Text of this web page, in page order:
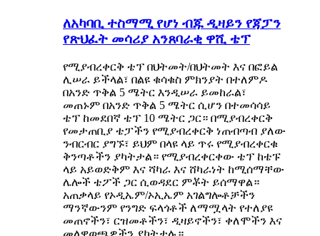
ለአካባቢ ተስማሚ የሆነ ብጁ ዲዛይን የጃፓን
የጽህፈት መሳሪያ አንጸባራቂ ዋሺ ቴፕ
የሚያብረቀርቅ ቴፕ በህትመት/በህትመት እና በፎይል
ሊሠራ ይችላል፣ በልዩ ቁሳቁስ ምክንያት በተለምዶ
በአንድ ጥቅል 5 ሜትር እንዲሠራ ይመከራል፣
መጠኑም በአንድ ጥቅል 5 ሜትር ሲሆን በተመሳሳይ
ቴፕ ከመደበኛ ቴፕ 10 ሜትር ጋር። በሚያብረቀርቅ
የመታጠቢያ ቴፓችን የሚያብረቀርቅ ነጠብጣብ ያለው
ንብርብር ያግኙ፣ ይህም በላዩ ላይ ጥሩ የሚያብረቀርቁ
ቅንጣቶችን ያካትታል። የሚያብረቀርቀው ቴፕ ከቴፑ
ላይ አይወድቅም እና ሻካራ እና ሸካራነት ከሚሰማቸው
ሌሎች ቴፖች ጋር ሲወዳደር ምቾት ይሰማዋል።
አጠቃላይ የኦዲኤም/ኦኢኤም አገልግሎቶቻችን
ማንኛውንም የንግድ ፍላጎቶች ለማሟላት የተለያዩ
መጠኖችን፣ ርዝመቶችን፣ ዲዛይኖችን፣ ቀለሞችን እና
መለዋወጫዎችን ያካትታሉ።